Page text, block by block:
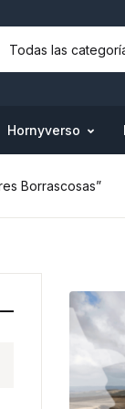
Hornyverso
Borrascosas”